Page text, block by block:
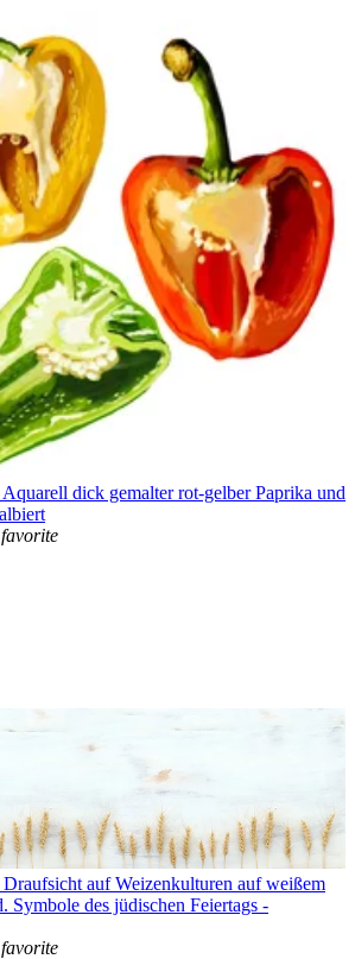
dick gemalter rot-gelber Paprika und
favorite
auf Weizenkulturen auf weißem
Symbole des jüdischen Feiertags -
favorite